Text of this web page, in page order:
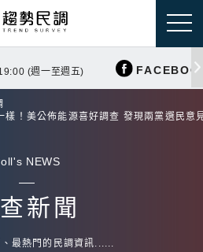
(週一至週五)
樣！美公佈能源喜好調查 發現兩黨選民意
NEWS
新聞
最熱門的民調資訊......